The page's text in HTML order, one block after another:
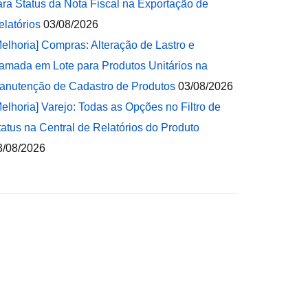
Status da Nota Fiscal na Exportação de
03/08/2026
Compras: Alteração de Lastro e
em Lote para Produtos Unitários na
de Cadastro de Produtos 03/08/2026
Varejo: Todas as Opções no Filtro de
na Central de Relatórios do Produto
08/2026